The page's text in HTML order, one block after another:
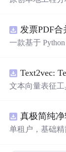
行效果图、
及原创授权声明
一款基于
景下的发票 软
架) PDF 处理:
内自由选择排版
量信息和发票
印顺序：支持
Text2vec:
文本向量表征
用的特性。
真极简纯
单租户，基础